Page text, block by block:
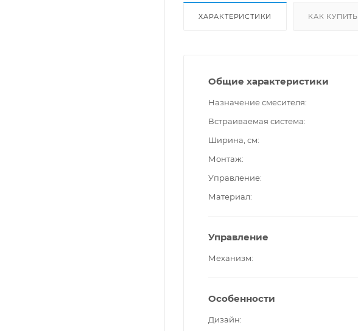
ХАРАКТЕРИСТИКИ КАК КУПИТЬ
Общие характеристики
Назначение смесителя
Встраиваемая система
Ширина, см
Монтаж
Управление
Материал
Управление
Механизм
Особенности
Дизайн